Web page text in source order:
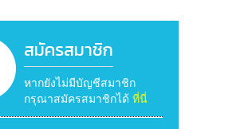
สมัครสมาชิก
หากยังไม่มีบัญชีสมาชิก
กรุณาสมัครสมาชิกได้ ที่นี่